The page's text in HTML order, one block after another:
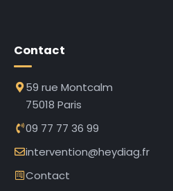
Contact
59 rue Montcalm
75018 Paris
09 77 77 36 99
intervention@heydiag.fr
Contact